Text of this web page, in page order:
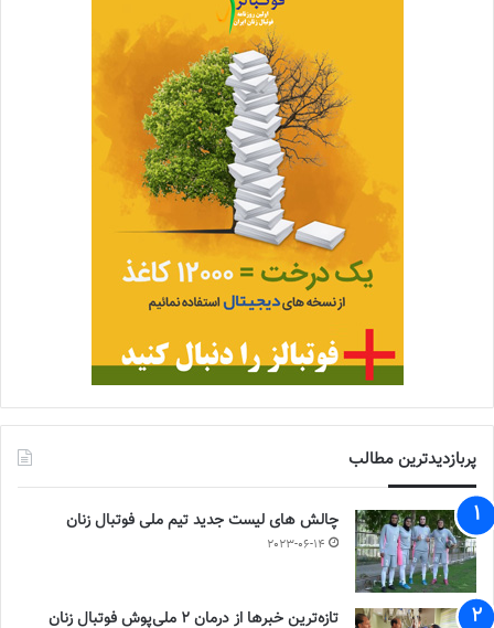
پربازدیدترین مطالب
چالش هاى ليست جدید تيم ملى فوتبال زنان
2023-06-14
تازه‌ترین خبرها از درمان ۲ ملی‌پوش فوتبال زنان